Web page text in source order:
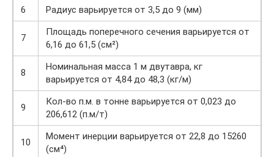
6
Радиус варьируется от 3,5 до 9 (мм)
7
Площадь поперечного сечения варьируется от
6,16 до 61,5 (см²)
8
Номинальная масса 1 м двутавра, кг
варьируется от 4,84 до 48,3 (кг/м)
9
Кол-во п.м. в тонне варьируется от 0,023 до
206,612 (п.м/т)
10
Момент инерции варьируется от 22,8 до 15260
(см⁴)